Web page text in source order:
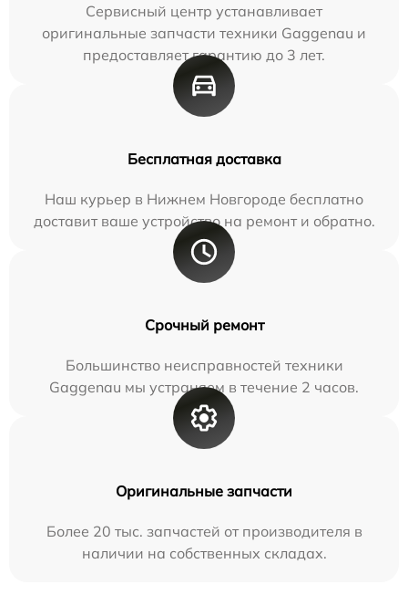
Сервисный центр устанавливает
оригинальные запчасти техники Gaggenau и
предоставляет гарантию до 3 лет.
Бесплатная доставка
Наш курьер в Нижнем Новгороде бесплатно
доставит ваше устройство на ремонт и обратно.
Срочный ремонт
Большинство неисправностей техники
Gaggenau мы устраняем в течение 2 часов.
Оригинальные запчасти
Более 20 тыс. запчастей от производителя в
наличии на собственных складах.